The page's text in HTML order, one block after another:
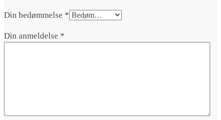
Din bedømmelse *
Din anmeldelse *